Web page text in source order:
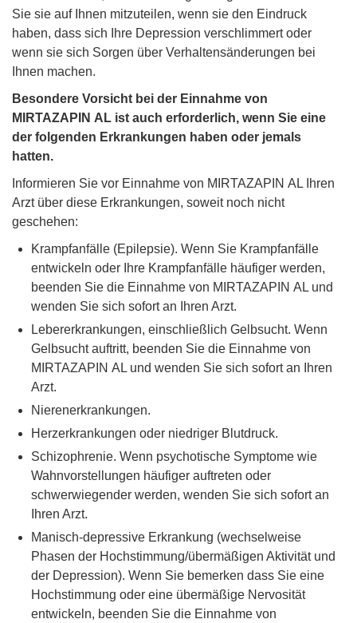
Sie sie auf Ihnen mitzuteilen, wenn sie den Eindruck
haben, dass sich Ihre Depression verschlimmert oder
wenn sie sich Sorgen über Verhaltensänderungen bei
Ihnen machen.
Besondere Vorsicht bei der Einnahme von
MIRTAZAPIN AL ist auch erforderlich, wenn Sie eine
der folgenden Erkrankungen haben oder jemals
hatten.
Informieren Sie vor Einnahme von MIRTAZAPIN AL Ihren
Arzt über diese Erkrankungen, soweit noch nicht
geschehen:
Krampfanfälle (Epilepsie). Wenn Sie Krampfanfälle
entwickeln oder Ihre Krampfanfälle häufiger werden,
beenden Sie die Einnahme von MIRTAZAPIN AL und
wenden Sie sich sofort an Ihren Arzt.
Lebererkrankungen, einschließlich Gelbsucht. Wenn
Gelbsucht auftritt, beenden Sie die Einnahme von
MIRTAZAPIN AL und wenden Sie sich sofort an Ihren
Arzt.
Nierenerkrankungen.
Herzerkrankungen oder niedriger Blutdruck.
Schizophrenie. Wenn psychotische Symptome wie
Wahnvorstellungen häufiger auftreten oder
schwerwiegender werden, wenden Sie sich sofort an
Ihren Arzt.
Manisch-depressive Erkrankung (wechselweise
Phasen der Hochstimmung/übermäßigen Aktivität und
der Depression). Wenn Sie bemerken dass Sie eine
Hochstimmung oder eine übermäßige Nervosität
entwickeln, beenden Sie die Einnahme von